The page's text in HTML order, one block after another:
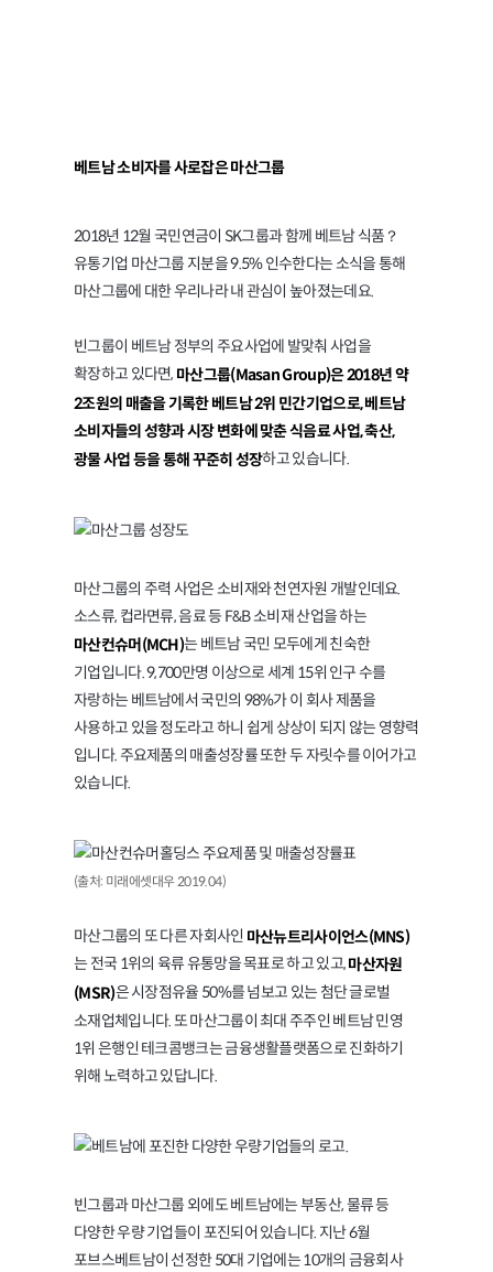
베트남 소비자를 사로잡은 마산그룹
2018년 12월 국민연금이 SK그룹과 함께 베트남 식품？
유통기업 마산그룹 지분을 9.5% 인수한다는 소식을 통해
마산그룹에 대한 우리나라 내 관심이 높아졌는데요.
빈그룹이 베트남 정부의 주요사업에 발맞춰 사업을
확장하고 있다면, 마산그룹(Masan Group)은 2018년 약
2조원의 매출을 기록한 베트남 2위 민간기업으로, 베트남
소비자들의 성향과 시장 변화에 맞춘 식음료 사업, 축산,
광물 사업 등을 통해 꾸준히 성장하고 있습니다.
마산그룹의 주력 사업은 소비재와 천연자원 개발인데요.
소스류, 컵라면류, 음료 등 F&B 소비재 산업을 하는
마산컨슈머(MCH)는 베트남 국민 모두에게 친숙한
기업입니다. 9,700만명 이상으로 세계 15위 인구 수를
자랑하는 베트남에서 국민의 98%가 이 회사 제품을
사용하고 있을 정도라고 하니 쉽게 상상이 되지 않는 영향력
입니다. 주요제품의 매출성장률 또한 두 자릿수를 이어가고
있습니다.
(출처: 미래에셋대우 2019.04)
마산그룹의 또 다른 자회사인 마산뉴트리사이언스(MNS)
는 전국 1위의 육류 유통망을 목표로 하고 있고,마산자원
(MSR)은 시장점유율 50%를 넘보고 있는 첨단 글로벌
소재업체입니다. 또 마산그룹이 최대 주주인 베트남 민영
1위 은행인 테크콤뱅크는 금융생활플랫폼으로 진화하기
위해 노력하고 있답니다.
빈그룹과 마산그룹 외에도 베트남에는 부동산, 물류 등
다양한 우량 기업들이 포진되어 있습니다. 지난 6월
포브스베트남이 선정한 50대 기업에는 10개의 금융회사